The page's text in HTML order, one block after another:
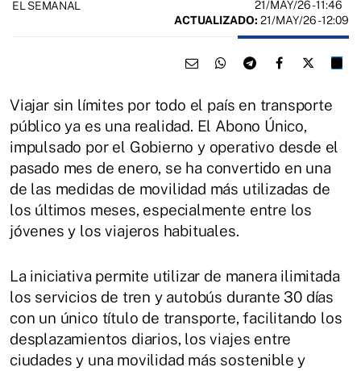
EL SEMANAL 21/MAY/26- 11:46
ACTUALIZADO: 21/MAY/26 - 12:09
Viajar sin límites por todo el país en transporte
público ya es una realidad. El Abono Único,
impulsado por el Gobierno y operativo desde el
pasado mes de enero, se ha convertido en una
de las medidas de movilidad más utilizadas de
los últimos meses, especialmente entre los
jóvenes y los viajeros habituales.
La iniciativa permite utilizar de manera ilimitada
los servicios de tren y autobús durante 30 días
con un único título de transporte, facilitando los
desplazamientos diarios, los viajes entre
ciudades y una movilidad más sostenible y